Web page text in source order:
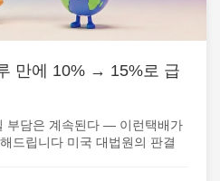
만에 10% → 15%로 급
부담은 계속된다 — 이런택배가
드립니다 미국 대법원의 판결